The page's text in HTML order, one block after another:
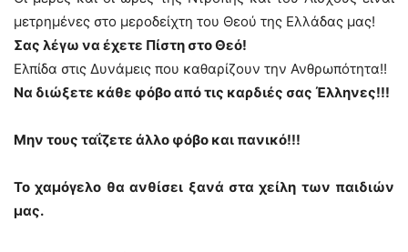
μετρημένες στο μεροδείχτη του Θεού της Ελλάδας μας!
Σας λέγω να έχετε Πίστη στο Θεό!
Ελπίδα στις Δυνάμεις που καθαρίζουν την Ανθρωπότητα!!
Να διώξετε κάθε φόβο από τις καρδιές σας Έλληνες!!!
Μην τους ταΐζετε άλλο φόβο και πανικό!!!
Το χαμόγελο θα ανθίσει ξανά στα χείλη των παιδιών
μας.